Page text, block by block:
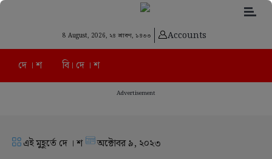
8 August, 2026, ২৪ শ্রাবণ, ১৪৩৩ Accounts
দে । শ বি। দে । শ
Advertisement
এই মুহূর্তে দে । শ অক্টোবর ৯, ২০২৩